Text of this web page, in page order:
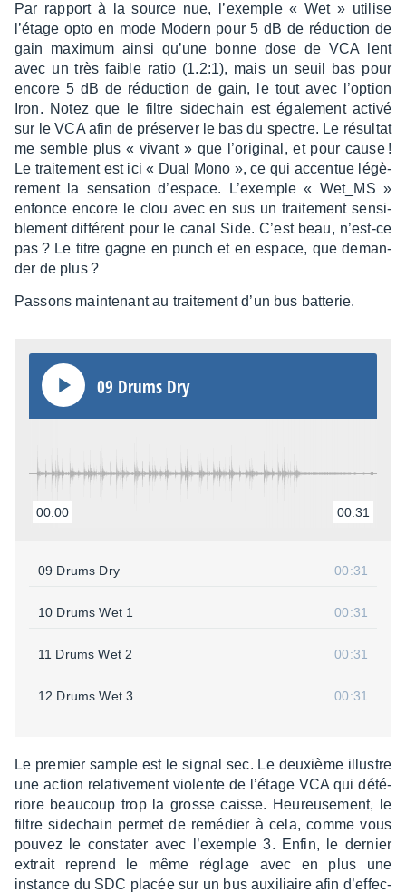
Par rapport à la source nue, l’exemple « Wet » utilise
l’étage opto en mode Modern pour 5 dB de réduc­tion de
gain maxi­mum ainsi qu’une bonne dose de VCA lent
avec un très faible ratio (1.2:1), mais un seuil bas pour
encore 5 dB de réduc­tion de gain, le tout avec l’op­tion
Iron. Notez que le filtre side­chain est égale­ment activé
sur le VCA afin de préser­ver le bas du spectre. Le résul­tat
me semble plus « vivant » que l’ori­gi­nal, et pour cause !
Le trai­te­ment est ici « Dual Mono », ce qui accen­tue légè­
re­ment la sensa­tion d’es­pace. L’exemple « Wet_MS »
enfonce encore le clou avec en sus un trai­te­ment sensi­
ble­ment diffé­rent pour le canal Side. C’est beau, n’est-ce
pas ? Le titre gagne en punch et en espace, que deman­
der de plus ?
Passons main­te­nant au trai­te­ment d’un bus batte­rie.
09 Drums Dry
00:00 00:31
09 Drums Dry 00:31
10 Drums Wet 1 00:31
11 Drums Wet 2 00:31
12 Drums Wet 3 00:31
Le premier sample est le signal sec. Le deuxième illustre
une action rela­ti­ve­ment violente de l’étage VCA qui dété­
riore beau­coup trop la grosse caisse. Heureu­se­ment, le
filtre side­chain permet de remé­dier à cela, comme vous
pouvez le consta­ter avec l’exemple 3. Enfin, le dernier
extrait reprend le même réglage avec en plus une
instance du SDC placée sur un bus auxi­liaire afin d’ef­fec­